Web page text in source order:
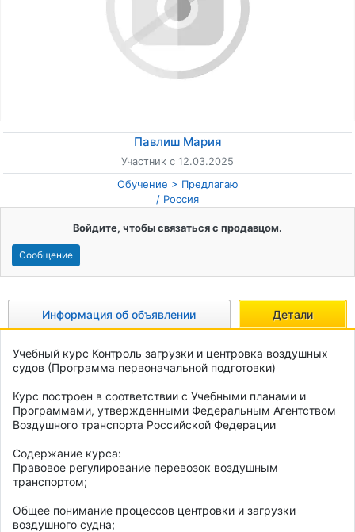
Павлиш Мария
Участник с 12.03.2025
Обучение
Предлагаю
Россия
/
Войдите, чтобы связаться с продавцом.
Сообщение
Информация об объявлении Детали
Учебный курс Контроль загрузки и центровка воздушных
судов (Программа первоначальной подготовки)
Курс построен в соответствии с Учебными планами и
Программами, утвержденными Федеральным Агентством
Воздушного транспорта Российской Федерации
Содержание курса:
Правовое регулирование перевозок воздушным
транспортом;
Общее понимание процессов центровки и загрузки
воздушного судна;